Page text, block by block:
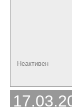
Неактивен